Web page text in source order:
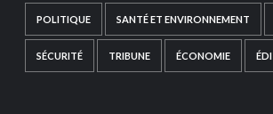
POLITIQUE SANTÉ ET ENVIRONNEMENT
SÉCURITÉ TRIBUNE ÉCONOMIE